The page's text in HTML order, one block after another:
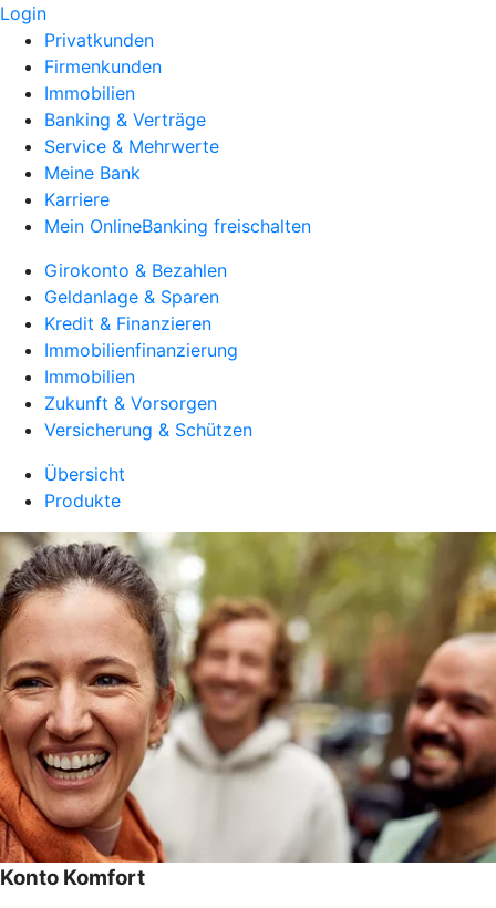
Login
Privatkunden
Firmenkunden
Immobilien
Banking & Verträge
Service & Mehrwerte
Meine Bank
Karriere
Mein OnlineBanking freischalten
Girokonto & Bezahlen
Geldanlage & Sparen
Kredit & Finanzieren
Immobilienfinanzierung
Immobilien
Zukunft & Vorsorgen
Versicherung & Schützen
Übersicht
Produkte
Konto Komfort